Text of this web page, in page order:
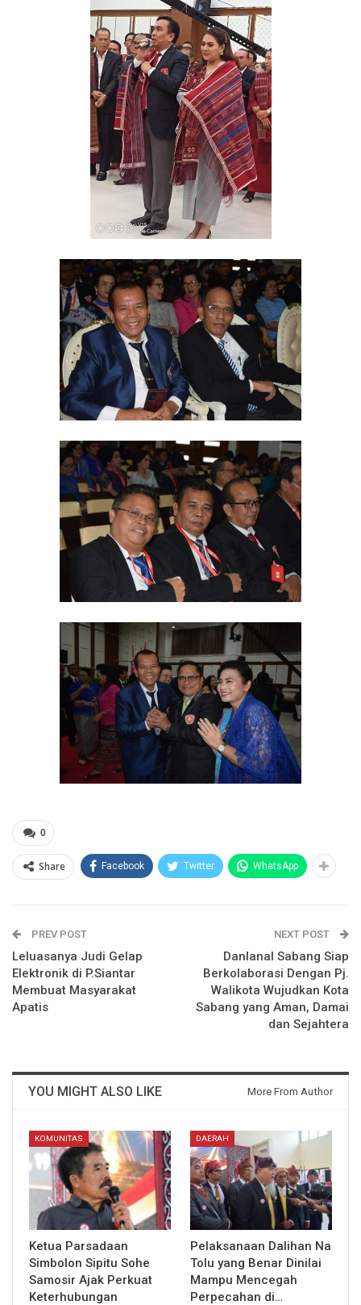
0
Share Facebook Twitter WhatsApp
PREV POST
Leluasanya Judi Gelap
Elektronik di P.Siantar
Membuat Masyarakat
Apatis
NEXT POST
Danlanal Sabang Siap
Berkolaborasi Dengan Pj.
Walikota Wujudkan Kota
Sabang yang Aman, Damai
dan Sejahtera
YOU MIGHT ALSO LIKE More From Author
KOMUNITAS
Ketua Parsadaan
Simbolon Sipitu Sohe
Samosir Ajak Perkuat
Keterhubungan
DAERAH
Pelaksanaan Dalihan Na
Tolu yang Benar Dinilai
Mampu Mencegah
Perpecahan di…